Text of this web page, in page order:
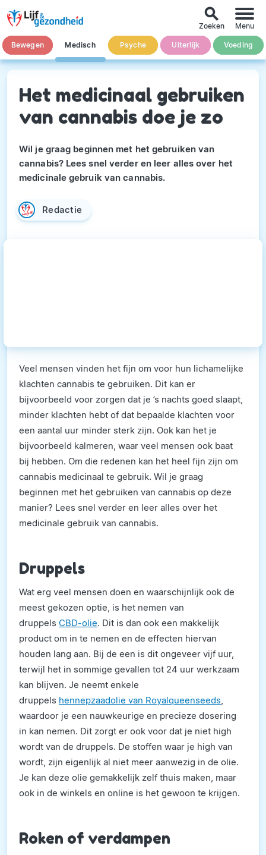
Bewegen Medisch Psyche Uiterlijk Voeding
search
Zoeken Menu
Het medicinaal gebruiken
van cannabis doe je zo
Wil je graag beginnen met het gebruiken van
cannabis? Lees snel verder en leer alles over het
medicinale gebruik van cannabis.
Redactie
Veel mensen vinden het fijn om voor hun lichamelijke
klachten cannabis te gebruiken. Dit kan er
bijvoorbeeld voor zorgen dat je ’s nachts goed slaapt,
minder klachten hebt of dat bepaalde klachten voor
een aantal uur minder sterk zijn. Ook kan het je
bijvoorbeeld kalmeren, waar veel mensen ook baat
bij hebben. Om die redenen kan het heel fijn zijn om
cannabis medicinaal te gebruik. Wil je graag
beginnen met het gebruiken van cannabis op deze
manier? Lees snel verder en leer alles over het
medicinale gebruik van cannabis.
Druppels
Wat erg veel mensen doen en waarschijnlijk ook de
meest gekozen optie, is het nemen van
druppels CBD-olie. Dit is dan ook een makkelijk
product om in te nemen en de effecten hiervan
houden lang aan. Bij de een is dit ongeveer vijf uur,
terwijl het in sommige gevallen tot 24 uur werkzaam
kan blijven. Je neemt enkele
druppels hennepzaadolie van Royalqueenseeds
waardoor je een nauwkeurige en precieze dosering
in kan nemen. Dit zorgt er ook voor dat je niet high
wordt van de druppels. De stoffen waar je high van
wordt, zijn eigenlijk al niet meer aanwezig in de olie.
Je kan deze olie gemakkelijk zelf thuis maken, maar
ook in de winkels en online is het gewoon te krijgen.
Roken of verdampen